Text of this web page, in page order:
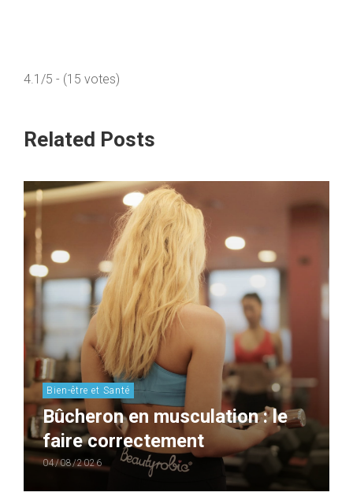
4.1/5 - (15 votes)
Related Posts
Bien-être et Santé
Bûcheron en musculation : le
faire correctement
04/08/2026